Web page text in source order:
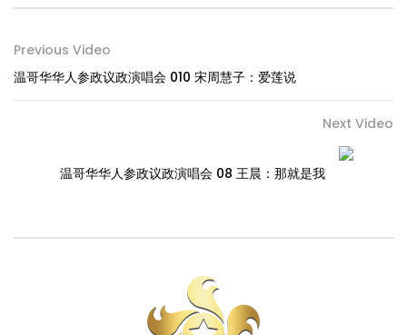
Previous Video
温哥华华人参政议政演唱会 010 宋周慧子：爱莲说
Next Video
温哥华华人参政议政演唱会 08 王晨：那就是我